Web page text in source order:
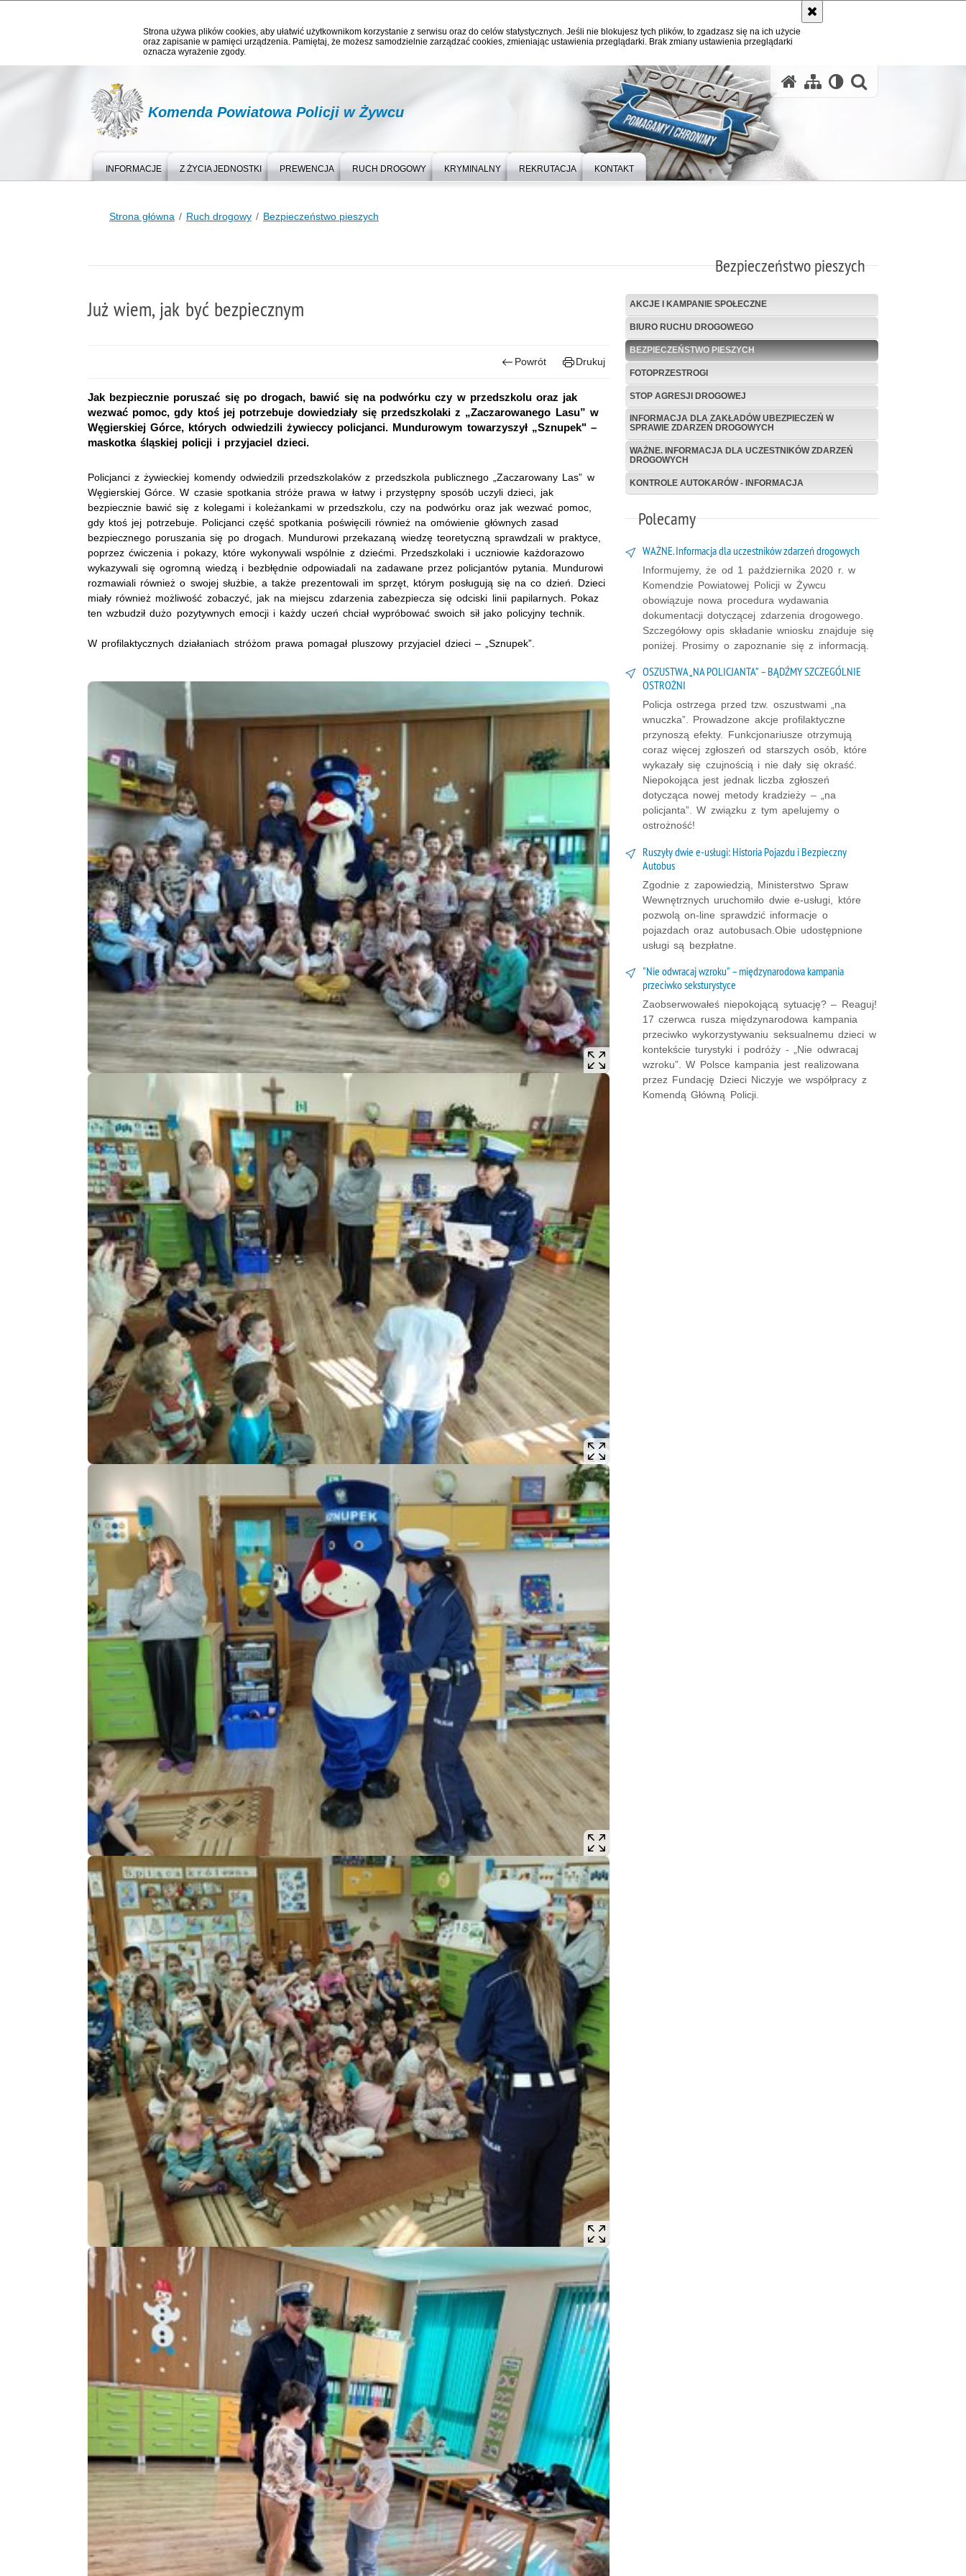
Strona używa plików cookies, aby ułatwić użytkownikom korzystanie z serwisu oraz do celów statystycznych. Jeśli nie blokujesz tych plików, to zgadzasz się na ich użycie
oraz zapisanie w pamięci urządzenia. Pamiętaj, że możesz samodzielnie zarządzać cookies, zmieniając ustawienia przeglądarki. Brak zmiany ustawienia przeglądarki
oznacza wyrażenie zgody.
Komenda Powiatowa Policji w Żywcu
INFORMACJE Z ŻYCIA JEDNOSTKI PREWENCJA RUCH DROGOWY KRYMINALNY REKRUTACJA KONTAKT
Strona główna Ruch drogowy Bezpieczeństwo pieszych
Bezpieczeństwo pieszych
Już wiem, jak być bezpiecznym
Powrót Drukuj
Jak bezpiecznie poruszać się po drogach, bawić się na podwórku czy w przedszkolu oraz jak
wezwać pomoc, gdy ktoś jej potrzebuje dowiedziały się przedszkolaki z „Zaczarowanego Lasu” w
Węgierskiej Górce, których odwiedzili żywieccy policjanci. Mundurowym towarzyszył „Sznupek" –
maskotka śląskiej policji i przyjaciel dzieci.
Policjanci z żywieckiej komendy odwiedzili przedszkolakówz przedszkola publicznego „Zaczarowany Las” w
Węgierskiej Górce. W czasie spotkania stróże prawa w łatwy i przystępny sposób uczyli dzieci, jak
bezpiecznie bawić się z kolegami i koleżankami w przedszkolu, czy na podwórku oraz jak wezwać pomoc,
gdy ktoś jej potrzebuje. Policjanci część spotkania poświęcili również na omówienie głównych zasad
bezpiecznego poruszania się po drogach. Mundurowi przekazaną wiedzę teoretyczną sprawdzali w praktyce,
poprzez ćwiczenia i pokazy, które wykonywali wspólnie z dziećmi. Przedszkolaki i uczniowie każdorazowo
wykazywali się ogromną wiedzą i bezbłędnie odpowiadali na zadawane przez policjantów pytania. Mundurowi
rozmawiali również o swojej służbie, a także prezentowali im sprzęt, którym posługują się na co dzień. Dzieci
miały również możliwość zobaczyć, jak na miejscu zdarzenia zabezpiecza się odciski linii papilarnych. Pokaz
ten wzbudził dużo pozytywnych emocji i każdy uczeń chciał wypróbować swoich sił jako policyjny technik.
W profilaktycznych działaniach stróżom prawa pomagał pluszowy przyjaciel dzieci – „Sznupek”.
AKCJE I KAMPANIE SPOŁECZNE
BIURO RUCHU DROGOWEGO
BEZPIECZEŃSTWO PIESZYCH
FOTOPRZESTROGI
STOP AGRESJI DROGOWEJ
INFORMACJA DLA ZAKŁADÓW UBEZPIECZEŃ W
SPRAWIE ZDARZEŃ DROGOWYCH
WAŻNE. INFORMACJA DLA UCZESTNIKÓW ZDARZEŃ
DROGOWYCH
KONTROLE AUTOKARÓW - INFORMACJA
Polecamy
WAŻNE. Informacja dla uczestników zdarzeń drogowych
Informujemy, że od 1 października 2020 r. w
Komendzie Powiatowej Policji w Żywcu
obowiązuje nowa procedura wydawania
dokumentacji dotyczącej zdarzenia drogowego.
Szczegółowy opis składanie wniosku znajduje się
poniżej. Prosimy o zapoznanie się z informacją.
OSZUSTWA „NA POLICJANTA” – BĄDŹMY SZCZEGÓLNIE
OSTROŻNI
Policja ostrzega przed tzw. oszustwami „na
wnuczka”. Prowadzone akcje profilaktyczne
przynoszą efekty. Funkcjonariusze otrzymują
coraz więcej zgłoszeń od starszych osób, które
wykazały się czujnością i nie dały się okraść.
Niepokojąca jest jednak liczba zgłoszeń
dotycząca nowej metody kradzieży – „na
policjanta”. W związku z tym apelujemy o
ostrożność!
Ruszyły dwie e-usługi: Historia Pojazdu i Bezpieczny
Autobus
Zgodnie z zapowiedzią, Ministerstwo Spraw
Wewnętrznych uruchomiło dwie e-usługi, które
pozwolą on-line sprawdzić informacje o
pojazdach oraz autobusach.Obie udostępnione
usługi są bezpłatne.
"Nie odwracaj wzroku" – międzynarodowa kampania
przeciwko seksturystyce
Zaobserwowałeś niepokojącą sytuację? – Reaguj!
17 czerwca rusza międzynarodowa kampania
przeciwko wykorzystywaniu seksualnemu dzieci w
kontekście turystyki i podróży - „Nie odwracaj
wzroku”. W Polsce kampania jest realizowana
przez Fundację Dzieci Niczyje we współpracy z
Komendą Główną Policji.